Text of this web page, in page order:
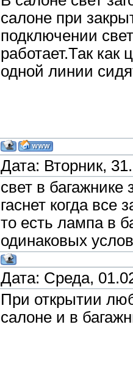
салоне при
подключении
работает.Так как
одной линии
Дата: Вторник,
свет в
гаснет когда все
то есть лампа в
одинаковых
Дата: Среда,
При открытии
салоне и в